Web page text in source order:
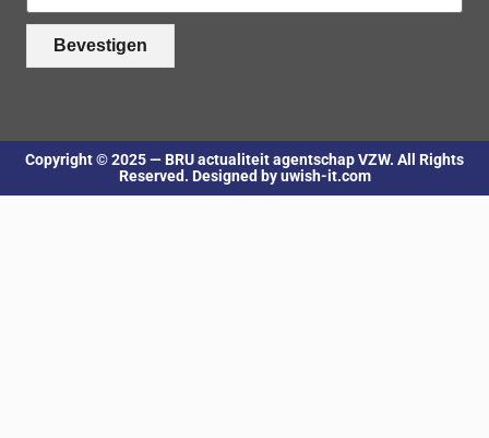
Bevestigen
Copyright © 2025 — BRU actualiteit agentschap VZW. All Rights
Reserved. Designed by uwish-it.com